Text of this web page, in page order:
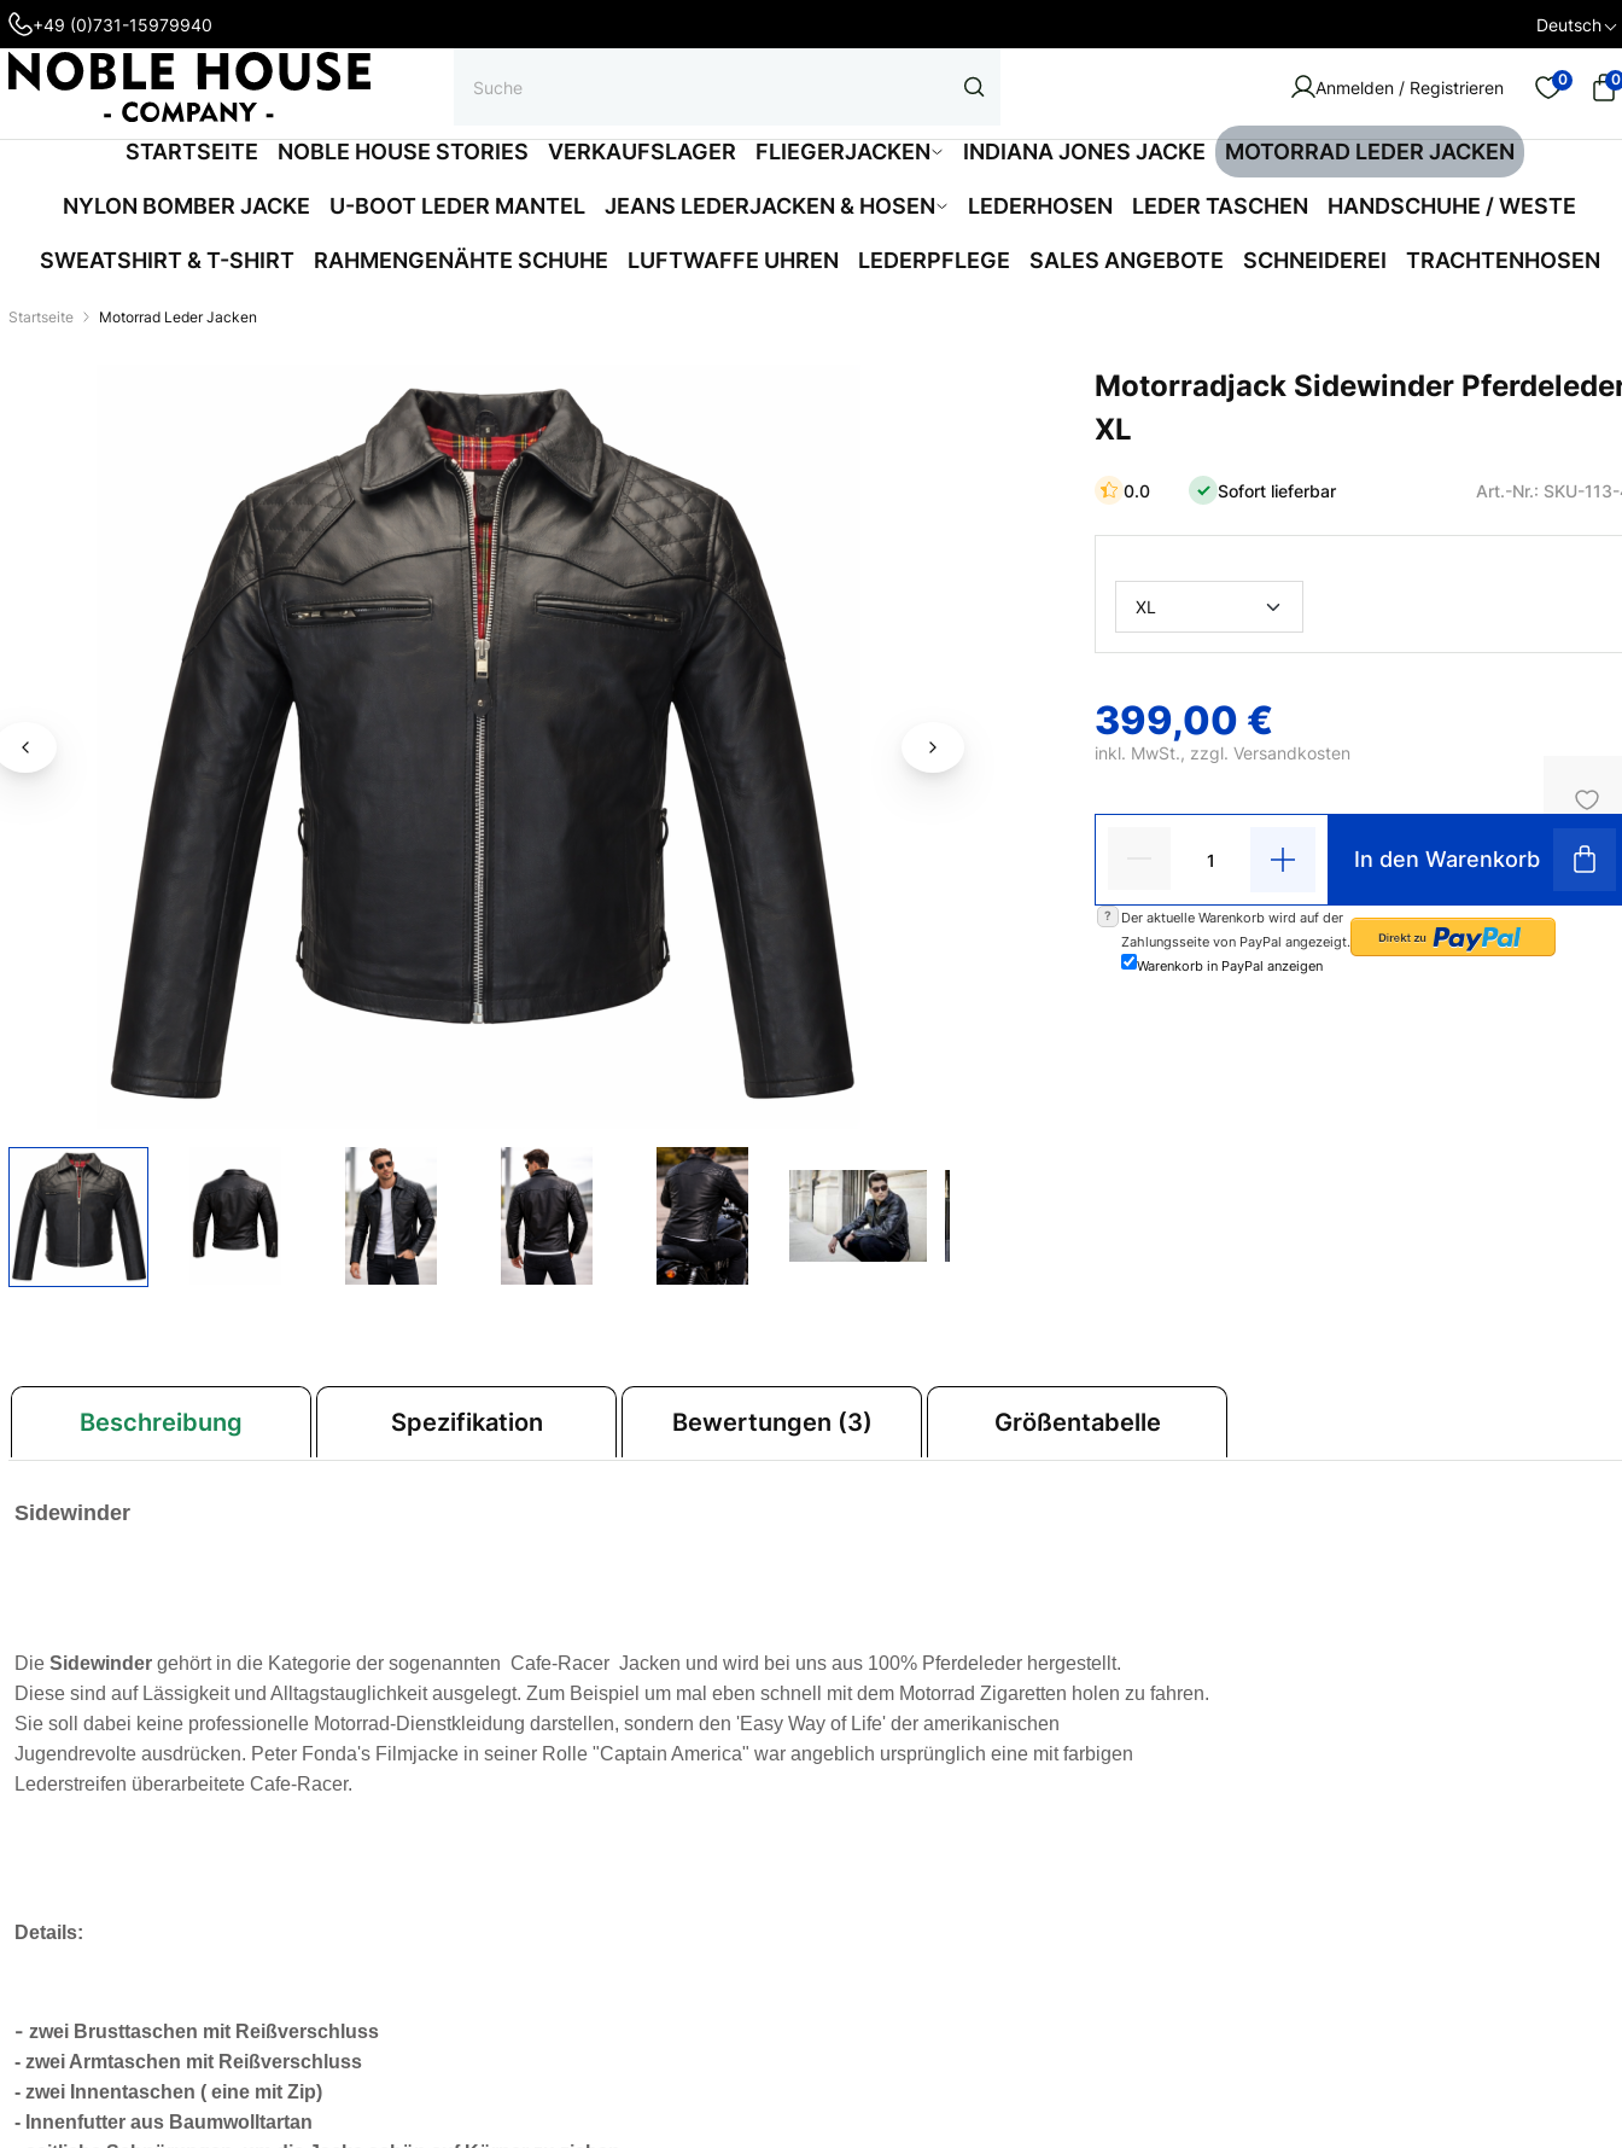
+49 (0)731-15979940 Deutsch
Anmelden / Registrieren 0 0
STARTSEITE NOBLE HOUSE STORIES VERKAUFSLAGER FLIEGERJACKEN INDIANA JONES JACKE MOTORRAD LEDER JACKEN
NYLON BOMBER JACKE U-BOOT LEDER MANTEL JEANS LEDERJACKEN & HOSEN LEDERHOSEN LEDER TASCHEN HANDSCHUHE / WESTE
SWEATSHIRT & T-SHIRT RAHMENGENÄHTE SCHUHE LUFTWAFFE UHREN LEDERPFLEGE SALES ANGEBOTE SCHNEIDEREI TRACHTENHOSEN
Startseite Motorrad Leder Jacken
Motorradjack Sidewinder
XL
0.0 Sofort lieferbar Art.-Nr.: SKU-
399,00 €
inkl. MwSt., zzgl.Versandkosten
In den Warenkorb
?
Der aktuelle Warenkorb wird auf der
Zahlungsseite von PayPal angezeigt.
Warenkorb in PayPal anzeigen
Beschreibung Spezifikation Bewertungen (3) Größentabelle
Sidewinder
Die Sidewinder gehört in die Kategorie der sogenannten Cafe-Racer Jacken und wird bei uns aus 100% Pferdeleder hergestellt.
Diese sind auf Lässigkeit und Alltagstauglichkeit ausgelegt. Zum Beispiel um mal eben schnell mit dem Motorrad Zigaretten holen zu fahren.
Sie soll dabei keine professionelle Motorrad-Dienstkleidung darstellen, sondern den 'Easy Way of Life' der amerikanischen
Jugendrevolte ausdrücken. Peter Fonda's Filmjacke in seiner Rolle "Captain America" war angeblich ursprünglich eine mit farbigen
Lederstreifen überarbeitete Cafe-Racer.
Details:
- zwei Brusttaschen mit Reißverschluss
- zwei Armtaschen mit Reißverschluss
- zwei Innentaschen ( eine mit Zip)
- Innenfutter aus Baumwolltartan